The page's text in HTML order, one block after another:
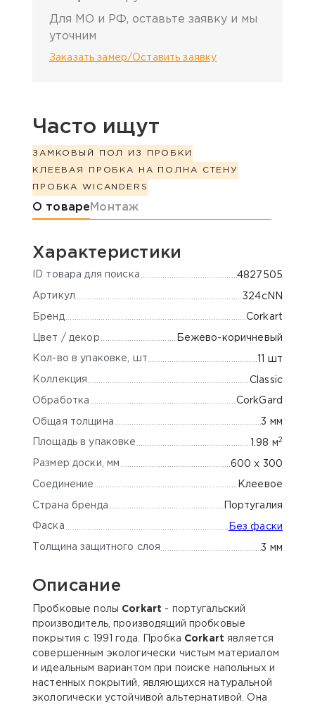
Для МО и РФ, оставьте заявку и мы
уточним
Заказать замер/Оставить заявку
Часто ищут
ЗАМКОВЫЙ ПОЛ ИЗ ПРОБКИ
КЛЕЕВАЯ ПРОБКА НА ПОЛ НА СТЕНУ
ПРОБКА WICANDERS
Информация о товаре
О товаре Монтаж
Характеристики
ID товара для поиска 4827505
Артикул 324cNN
Бренд Corkart
Цвет / декор Бежево-коричневый
Кол-во в упаковке, шт 11 шт
Коллекция Classic
Обработка СorkGard
Общая толщина 3 мм
Площадь в упаковке 1.98 м2
Размер доски, мм 600 x 300
Соединение Клеевое
Страна бренда Португалия
Фаска Без фаски
Толщина защитного слоя 3 мм
Описание
Пробковые полы Corkart - португальский
производитель, производящий пробковые
покрытия с 1991 года. Пробка Corkart является
совершенным экологически чистым материалом
и идеальным вариантом при поиске напольных и
настенных покрытий, являющихся натуральной
экологически устойчивой альтернативой. Она